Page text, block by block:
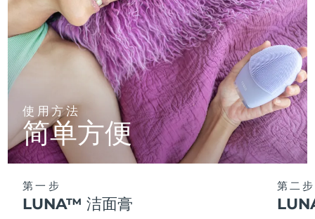
使用方法
简单方便
第一步
LUNA™ 洁面膏
第二步